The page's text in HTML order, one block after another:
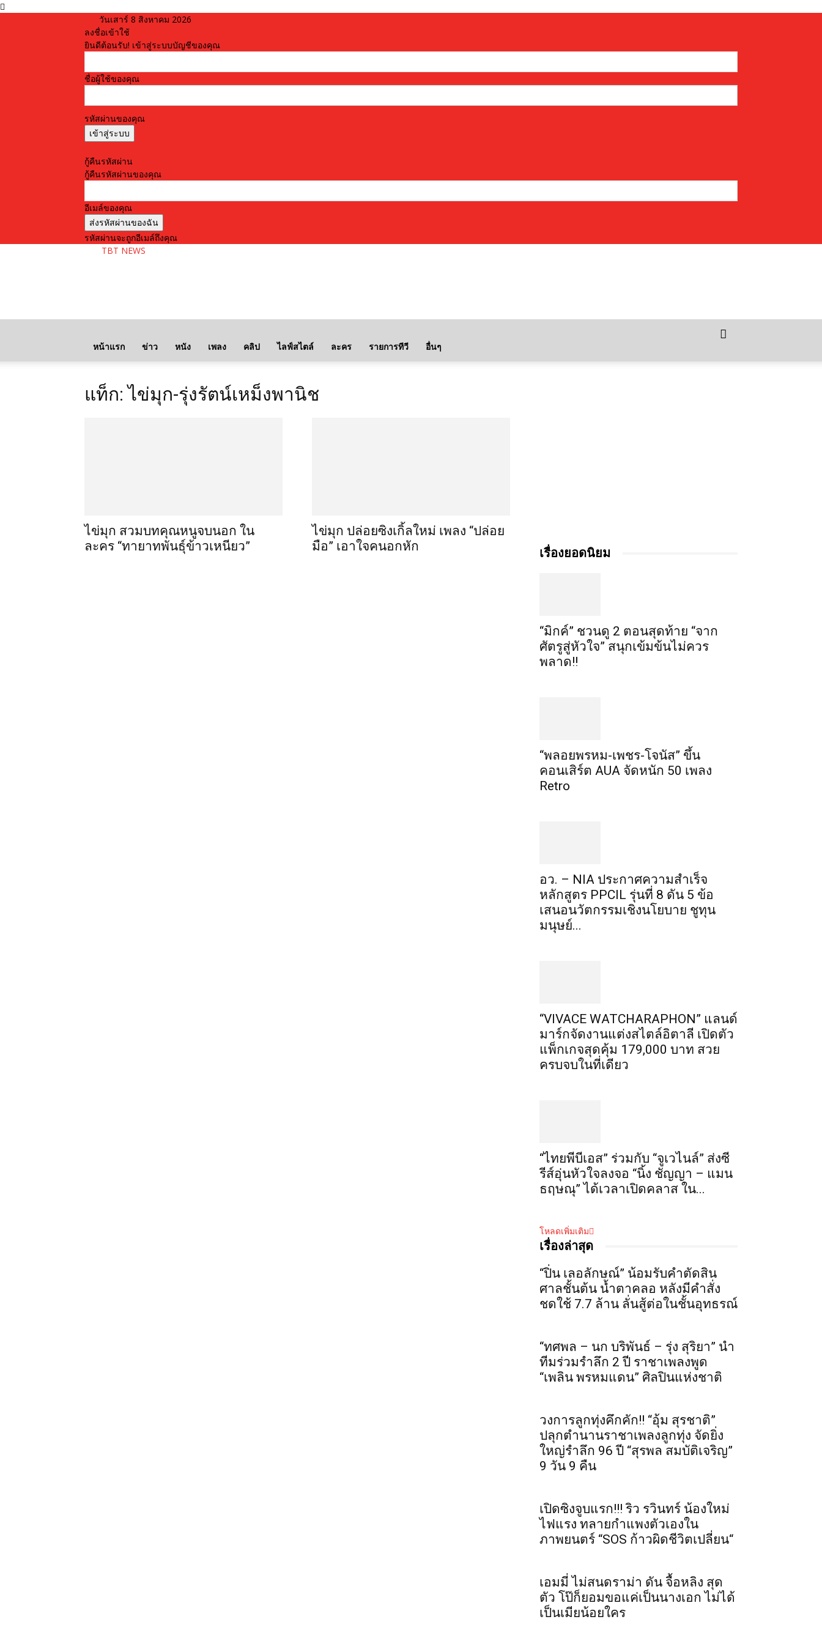
วันเสาร์ 8 สิงหาคม 2026
ลงชื่อเข้าใช้
ยินดีต้อนรับ! เข้าสู่ระบบบัญชีของคุณ
ชื่อผู้ใช้ของคุณ
รหัสผ่านของคุณ
กู้คืนรหัสผ่าน
กู้คืนรหัสผ่านของคุณ
อีเมล์ของคุณ
รหัสผ่านจะถูกอีเมล์ถึงคุณ
TBT NEWS
หน้าแรก ข่าว หนัง เพลง คลิป ไลฟ์สไตล์ ละคร รายการทีวี อื่นๆ
แท็ก: ไข่มุก-รุ่งรัตน์เหม็งพานิช
ไข่มุก สวมบทคุณหนูจบนอก ใน
ละคร “ทายาทพันธุ์ข้าวเหนียว”
ไข่มุก ปล่อยซิงเกิ้ลใหม่ เพลง “ปล่อย
มือ” เอาใจคนอกหัก
เรื่องยอดนิยม
“มิกค์” ชวนดู 2 ตอนสุดท้าย “จาก
ศัตรูสู่หัวใจ” สนุกเข้มข้นไม่ควร
พลาด!!
“พลอยพรหม-เพชร-โจนัส” ขึ้น
คอนเสิร์ต AUA จัดหนัก 50 เพลง
Retro
อว. – NIA ประกาศความสำเร็จ
หลักสูตร PPCIL รุ่นที่ 8 ดัน 5 ข้อ
เสนอนวัตกรรมเชิงนโยบาย ชูทุน
มนุษย์...
“VIVACE WATCHARAPHON” แลนด์
มาร์กจัดงานแต่งสไตล์อิตาลี เปิดตัว
แพ็กเกจสุดคุ้ม 179,000 บาท สวย
ครบจบในที่เดียว
“ไทยพีบีเอส” ร่วมกับ “จูเวไนล์” ส่งซี
รีส์อุ่นหัวใจลงจอ “นิ้ง ชัญญา – แมน
ธฤษณุ” ได้เวลาเปิดคลาส ใน...
โหลดเพิ่มเติม
เรื่องล่าสุด
“ปิ่น เลอลักษณ์” น้อมรับคำตัดสิน
ศาลชั้นต้น น้ำตาคลอ หลังมีคำสั่ง
ชดใช้ 7.7 ล้าน ลั่นสู้ต่อในชั้นอุทธรณ์
“ทศพล – นก บริพันธ์ – รุ่ง สุริยา” นำ
ทีมร่วมรำลึก 2 ปี ราชาเพลงพูด
“เพลิน พรหมแดน” ศิลปินแห่งชาติ
วงการลูกทุ่งคึกคัก!! “อุ้ม สุรชาติ”
ปลุกตำนานราชาเพลงลูกทุ่ง จัดยิ่ง
ใหญ่รำลึก 96 ปี “สุรพล สมบัติเจริญ”
9 วัน 9 คืน
เปิดซิงจูบแรก!!! ริว รวินทร์ น้องใหม่
ไฟแรง ทลายกำแพงตัวเองใน
ภาพยนตร์ “SOS ก้าวผิดชีวิตเปลี่ยน“
เอมมี่ ไม่สนดราม่า ดัน จื้อหลิง สุด
ตัว โป๊ก็ยอมขอแค่เป็นนางเอก ไม่ได้
เป็นเมียน้อยใคร